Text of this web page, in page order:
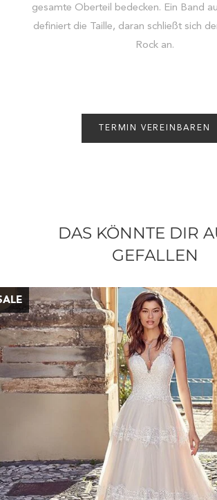
gesamte Oberteil bedecken. Ein Band
definiert die Taille, daran schließt sich
Rock an.
TERMIN VEREINBAREN
DAS KÖNNTE DIR
GEFALLEN